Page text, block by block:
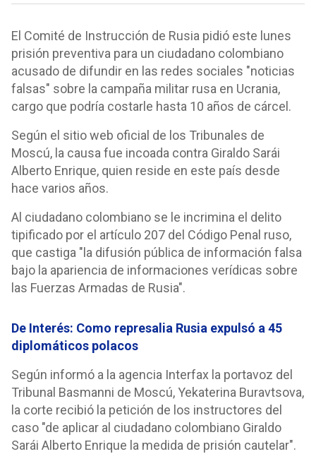
El Comité de Instrucción de Rusia pidió este lunes
prisión preventiva para un ciudadano colombiano
acusado de difundir en las redes sociales "noticias
falsas" sobre la campaña militar rusa en Ucrania,
cargo que podría costarle hasta 10 años de cárcel.
Según el sitio web oficial de los Tribunales de
Moscú, la causa fue incoada contra Giraldo Sarái
Alberto Enrique, quien reside en este país desde
hace varios años.
Al ciudadano colombiano se le incrimina el delito
tipificado por el artículo 207 del Código Penal ruso,
que castiga "la difusión pública de información falsa
bajo la apariencia de informaciones verídicas sobre
las Fuerzas Armadas de Rusia".
De Interés: Como represalia Rusia expulsó a 45
diplomáticos polacos
Según informó a la agencia Interfax la portavoz del
Tribunal Basmanni de Moscú, Yekaterina Buravtsova,
la corte recibió la petición de los instructores del
caso "de aplicar al ciudadano colombiano Giraldo
Sarái Alberto Enrique la medida de prisión cautelar".